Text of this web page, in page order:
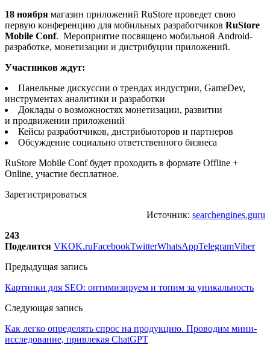
18 ноября магазин приложений RuStore проведет свою
первую конференцию для мобильных разработчиков RuStore
Mobile Conf. Мероприятие посвящено мобильной Android-
разработке, монетизации и дистрибуции приложений.
Участников ждут:
Панельные дискуссии о трендах индустрии, GameDev,
инструментах аналитики и разработки
Доклады о возможностях монетизации, развитии
и продвижении приложений
Кейсы разработчиков, дистрибьюторов и партнеров
Обсуждение социально ответственного бизнеса
RuStore Mobile Conf будет проходить в формате Offline +
Online, участие бесплатное.
Зарегистрироваться
Источник: searchengines.guru
243
Поделится VKOK.ruFacebookTwitterWhatsAppTelegramViber
Предыдущая запись
Картинки для SEO: оптимизируем и топим за уникальность
Следующая запись
Как легко определять спрос на продукцию. Проводим мини-
исследование, привлекая ChatGPT